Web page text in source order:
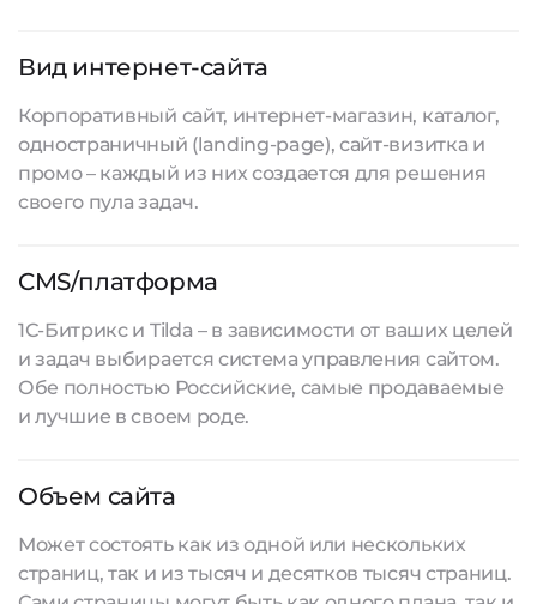
Вид интернет-сайта
Корпоративный сайт, интернет-магазин, каталог,
одностраничный (landing-page), сайт-визитка и
промо – каждый из них создается для решения
своего пула задач.
CMS/платформа
1С-Битрикс и Tilda – в зависимости от ваших целей
и задач выбирается система управления сайтом.
Обе полностью Российские, самые продаваемые
и лучшие в своем роде.
Объем сайта
Может состоять как из одной или нескольких
страниц, так и из тысяч и десятков тысяч страниц.